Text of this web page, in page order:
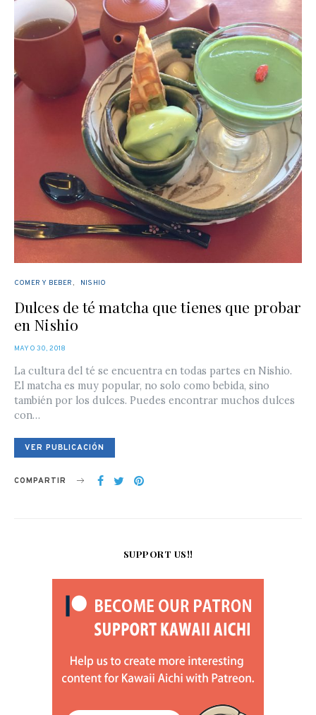
COMER Y BEBER NISHIO
Dulces de té matcha que tienes que probar
en Nishio
POSTED
MAYO 30, 2018
La cultura del té se encuentra en todas partes en Nishio.
El matcha es muy popular, no solo como bebida, sino
también por los dulces. Puedes encontrar muchos dulces
con…
VER PUBLICACIÓN
COMPARTIR
SUPPORT US!!